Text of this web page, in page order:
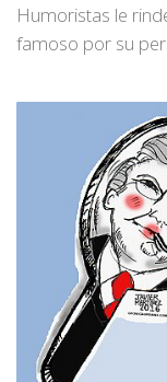
Humoristas le
famoso por su